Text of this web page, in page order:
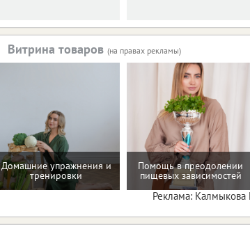
Витрина товаров (на правах рекламы)
Домашние упражнения и
тренировки
Помощь в преодолении
пищевых зависимостей
Реклама: